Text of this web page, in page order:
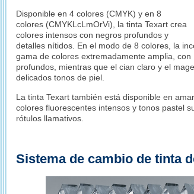
Disponible en 4 colores (CMYK) y en 8
colores (CMYKLcLmOrVi), la tinta Texart crea
colores intensos con negros profundos y
detalles nítidos. En el modo de 8 colores, la
gama de colores extremadamente amplia,
profundos, mientras que el cian claro y el
delicados tonos de piel.
La tinta Texart también está disponible en
colores fluorescentes intensos y tonos pastel
rótulos llamativos.
Sistema de cambio de tinta